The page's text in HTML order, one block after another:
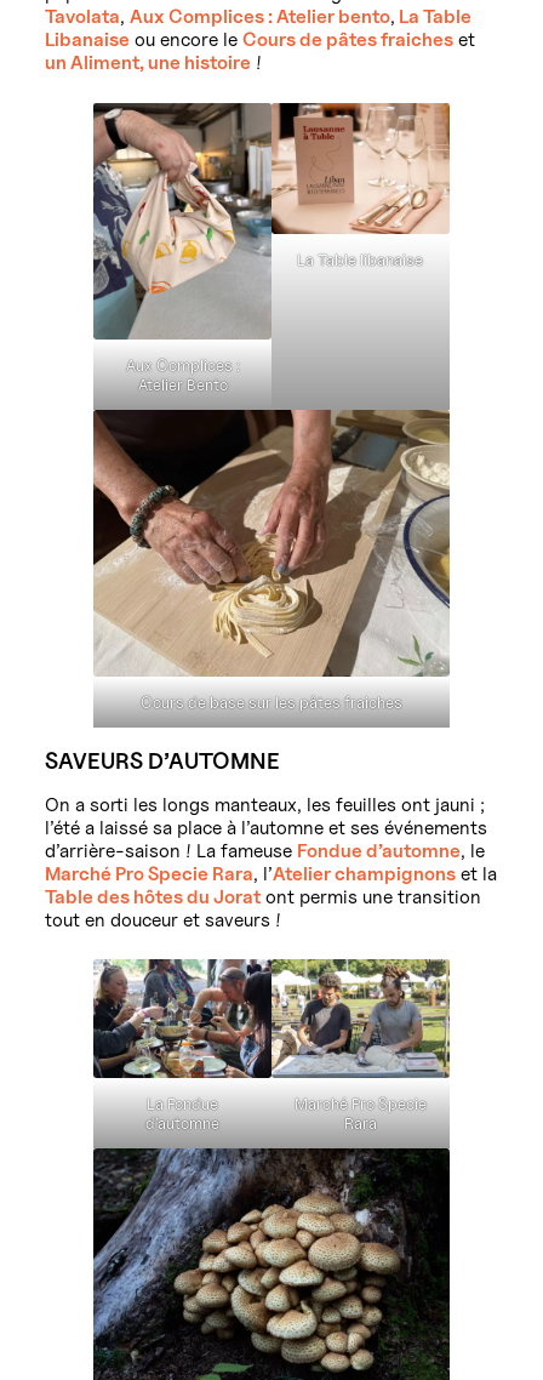
Tavolata,Aux Complices : Atelier bento, La Table
Libanaise ou encore leCours de pâtes fraiches et
un Aliment, une histoire !
Aux Complices :
Atelier Bento
La Table libanaise
Cours de base sur les pâtes fraiches
SAVEURS D’AUTOMNE
On a sorti les longs manteaux, les feuilles ont jauni ;
l’été a laissé sa place à l’automne et ses événements
d’arrière-saison ! La fameuse Fondue d’automne, le
Marché Pro Specie Rara, l’Atelier champignons et la
Table des hôtes du Jorat ont permis une transition
tout en douceur et saveurs !
La Fondue
d’automne
Marché Pro Specie
Rara